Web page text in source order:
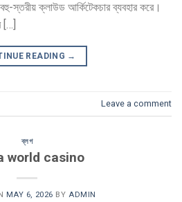
ক্লাউড আর্কিটেকচার ব্যবহার করে।
[…]
READING →
Leave a comment
ব্লগ
world casino
MAY 6, 2026 BYADMIN